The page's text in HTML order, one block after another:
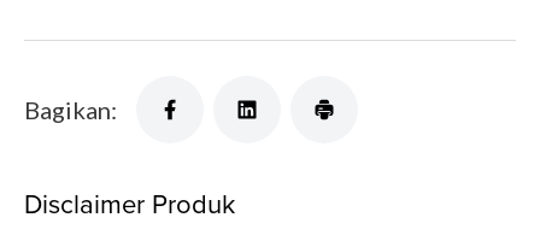
Bagikan:
Disclaimer Produk